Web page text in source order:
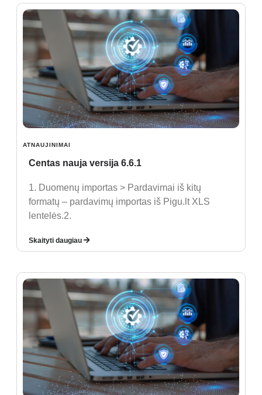
ATNAUJINIMAI
Centas nauja versija 6.6.1
1. Duomenų importas > Pardavimai iš kitų
formatų – pardavimų importas iš Pigu.lt XLS
lentelės.2.
Skaityti daugiau